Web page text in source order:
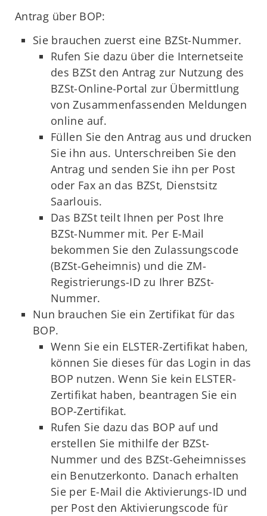
Antrag über BOP:
Sie brauchen zuerst eine BZSt-Nummer.
Rufen Sie dazu über die Internetseite
des BZSt den Antrag zur Nutzung des
BZSt-Online-Portal zur Übermittlung
von Zusammenfassenden Meldungen
online auf.
Füllen Sie den Antrag aus und drucken
Sie ihn aus. Unterschreiben Sie den
Antrag und senden Sie ihn per Post
oder Fax an das BZSt, Dienstsitz
Saarlouis.
Das BZSt teilt Ihnen per Post Ihre
BZSt-Nummer mit. Per E-Mail
bekommen Sie den Zulassungscode
(BZSt-Geheimnis) und die ZM-
Registrierungs-ID zu Ihrer BZSt-
Nummer.
Nun brauchen Sie ein Zertifikat für das
BOP.
Wenn Sie ein ELSTER-Zertifikat haben,
können Sie dieses für das Login in das
BOP nutzen. Wenn Sie kein ELSTER-
Zertifikat haben, beantragen Sie ein
BOP-Zertifikat.
Rufen Sie dazu das BOP auf und
erstellen Sie mithilfe der BZSt-
Nummer und des BZSt-Geheimnisses
ein Benutzerkonto. Danach erhalten
Sie per E-Mail die Aktivierungs-ID und
per Post den Aktivierungscode für